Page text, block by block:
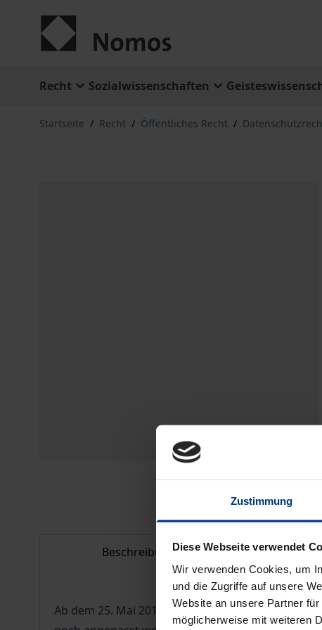
Zustimmung
Diese Webseite verwendet
Wir verwenden Cookies, um
und die Zugriffe auf unsere
Website an unsere Partner
möglicherweise mit weiteren
Recht Sozialwissenschaften
Startseite / Recht / Öffentliches Recht /
Beschreibung
Ab dem 25. Mai 2018 gilt die neue